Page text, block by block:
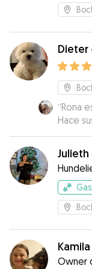
Dieter ·
“Rona
Hace
muy
muy
Julieth ·
Kamila
Owner